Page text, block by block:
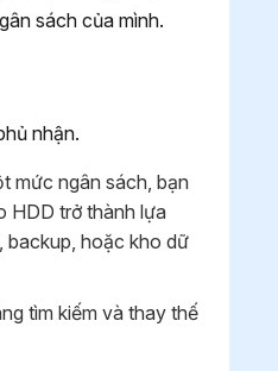
sách của mình.
nhận.
mức ngân sách, bạn
HDD trở thành lựa
backup, hoặc kho dữ
tìm kiếm và thay thế